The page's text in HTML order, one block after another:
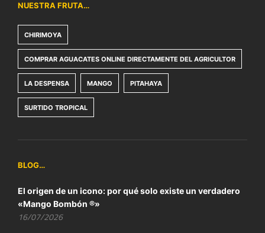
NUESTRA FRUTA…
CHIRIMOYA
COMPRAR AGUACATES ONLINE DIRECTAMENTE DEL AGRICULTOR
LA DESPENSA MANGO PITAHAYA
SURTIDO TROPICAL
BLOG…
El origen de un icono: por qué solo existe un verdadero
«Mango Bombón ®»
16/07/2026